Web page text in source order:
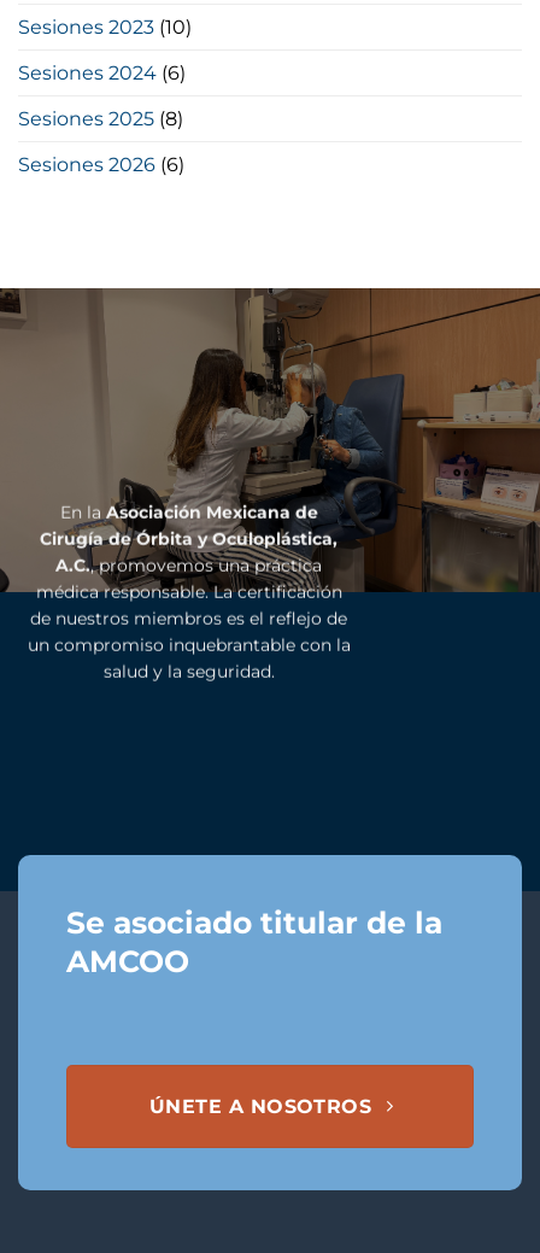
Sesiones 2023 (10)
Sesiones 2024 (6)
Sesiones 2025 (8)
Sesiones 2026 (6)
En la Asociación Mexicana de
Cirugía de Órbita y Oculoplástica,
A.C., promovemos una práctica
médica responsable. La certificación
de nuestros miembros es el reflejo de
un compromiso inquebrantable con la
salud y la seguridad.
Se asociado titular de la
AMCOO
ÚNETE A NOSOTROS